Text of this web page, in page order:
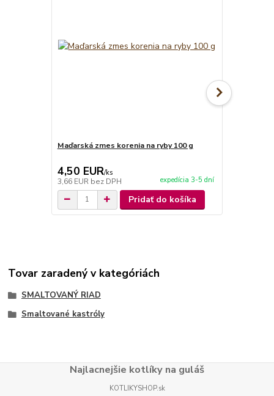
Maďarská zmes korenia na ryby 100 g
4,50 EUR/ks
3,66 EUR bez DPH expedícia 3-5 dní
Pridať do košíka
Tovar zaradený v kategóriách
SMALTOVANÝ RIAD
Smaltované kastróly
Najlacnejšie kotlíky na guláš
KOTLIKYSHOP.sk